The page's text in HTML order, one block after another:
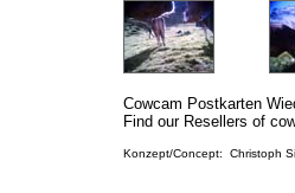
Cowcam Postkarten
Find our Resellers of
Konzept/Concept: Christoph